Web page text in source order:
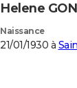
Helene
Naissance
21/01/1930 à